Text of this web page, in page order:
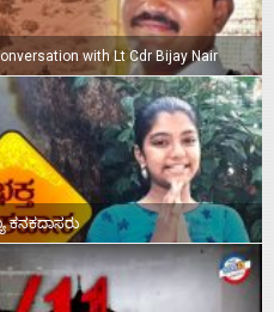
with Lt Cdr Bijay Nair
ಕನಕದಾಸರು